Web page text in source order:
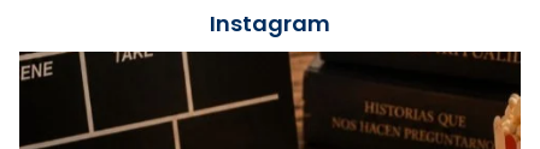
Foto
View on Facebook Share
Instagram